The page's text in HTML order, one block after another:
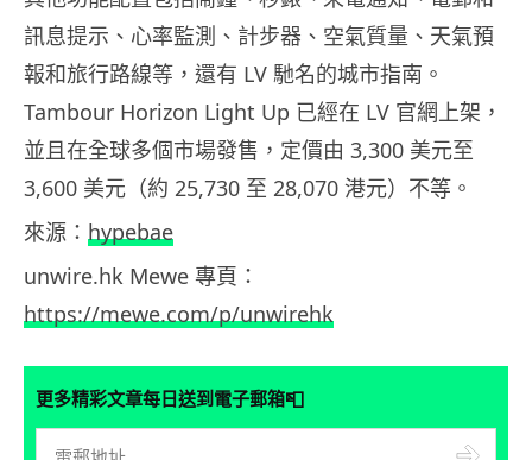
訊息提示、心率監測、計步器、空氣質量、天氣預
報和旅行路線等，還有 LV 馳名的城市指南。
Tambour Horizon Light Up 已經在 LV 官網上架，
並且在全球多個市場發售，定價由 3,300 美元至
3,600 美元（約 25,730 至 28,070 港元）不等。
來源： hypebae
unwire.hk Mewe 專頁：
https://mewe.com/p/unwirehk
更多精彩文章每日送到電子郵箱📮